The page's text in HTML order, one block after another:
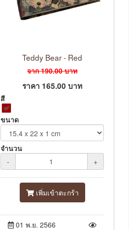
Teddy Bear - Red
จาก190.00บาท
ราคา 165.00 บาท
สี
ขนาด
จำนวน
-
+
เพิ่มเข้าตะกร้า
01 พ.ย. 2566